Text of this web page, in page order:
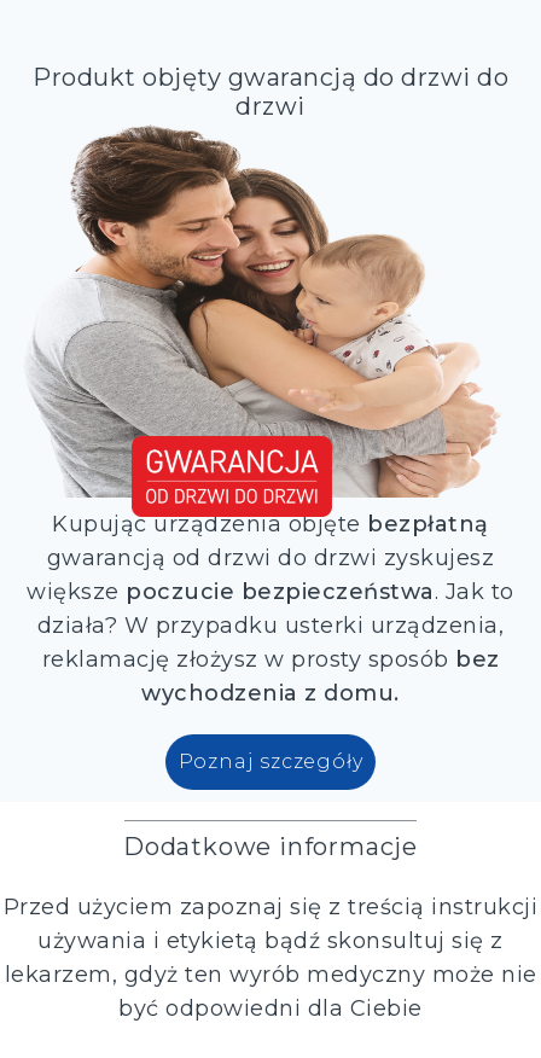
Produkt objęty gwarancją do drzwi do
drzwi
Kupując urządzenia objęte bezpłatną
gwarancją od drzwi do drzwi zyskujesz
większe poczucie bezpieczeństwa. Jak to
działa? W przypadku usterki urządzenia,
reklamację złożysz w prosty sposób bez
wychodzenia z domu.
Poznaj szczegóły
Dodatkowe informacje
Przed użyciem zapoznaj się z treścią instrukcji
używania i etykietą bądź skonsultuj się z
lekarzem, gdyż ten wyrób medyczny może nie
być odpowiedni dla Ciebie